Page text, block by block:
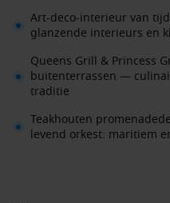
Art-deco-interieur van
glanzende interieurs en
Queens Grill & Princess
buitenterrassen —
traditie
Teakhouten
levend orkest: maritiem